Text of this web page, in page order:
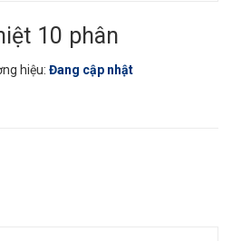
10 phân
hiệu: Đang cập nhật